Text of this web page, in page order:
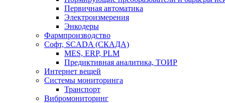
Первичная автоматика
Электроизмерения
Энкодеры
Фармпроизводство
Софт, SCADA (СКАДА)
MES, ERP, PLM
Предиктивная аналитика, ТОИР
Интернет вещей
Системы мониторинга
Транспорт
Вибромониторинг